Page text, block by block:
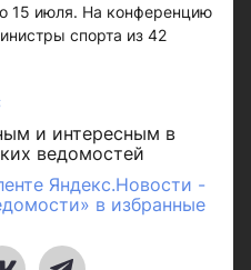
15 июля. На конференцию
спорта из 42
и интересным в
ведомостей
Яндекс.Новости -
в избранные